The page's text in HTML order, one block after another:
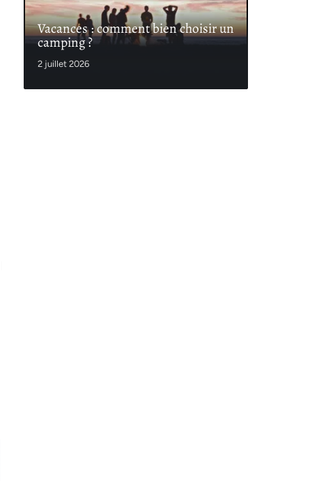
Vacances : comment bien choisir un
camping ?
2 juillet 2026